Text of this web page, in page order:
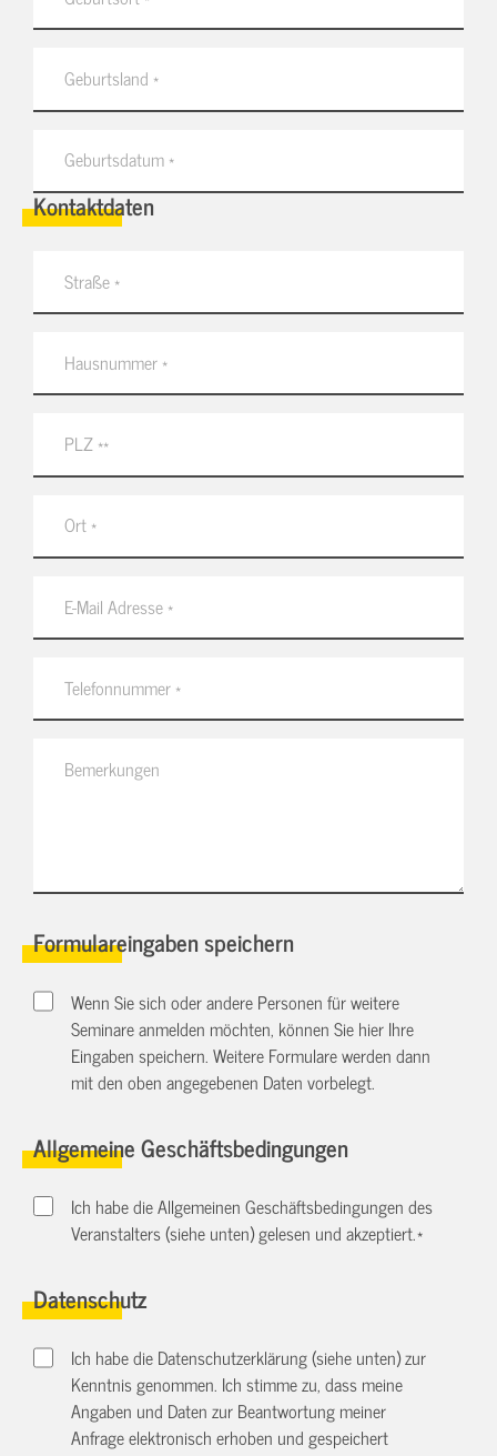
Kontaktdaten
Formulareingaben speichern
Wenn Sie sich oder andere Personen für weitere
Seminare anmelden möchten, können Sie hier Ihre
Eingaben speichern. Weitere Formulare werden dann
mit den oben angegebenen Daten vorbelegt.
Allgemeine Geschäftsbedingungen
Ich habe die Allgemeinen Geschäftsbedingungen des
Veranstalters (siehe unten) gelesen und akzeptiert.*
Datenschutz
Ich habe die Datenschutzerklärung (siehe unten) zur
Kenntnis genommen. Ich stimme zu, dass meine
Angaben und Daten zur Beantwortung meiner
Anfrage elektronisch erhoben und gespeichert